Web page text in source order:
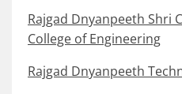
Rajgad Dnyanpeeth Shri
College of Engineering
Rajgad Dnyanpeeth